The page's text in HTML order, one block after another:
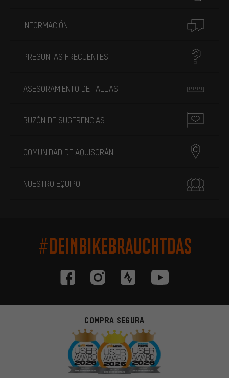
INFORMACIÓN
PREGUNTAS FRECUENTES
ASESORAMIENTO DE TALLAS
BUZÓN DE SUGERENCIAS
COMUNIDAD DE AQUISGRÁN
NUESTRO EQUIPO
#DEINBIKEBRAUCHTDAS
COMPRA SEGURA